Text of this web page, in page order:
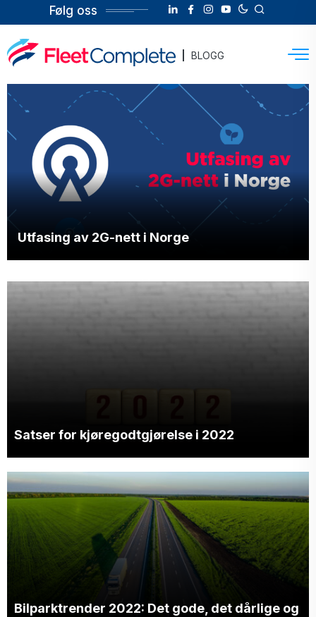
Følg oss
BLOGG
Utfasing av 2G-nett i Norge
Satser for kjøregodtgjørelse i 2022
Bilparktrender 2022: Det gode, det dårlige og